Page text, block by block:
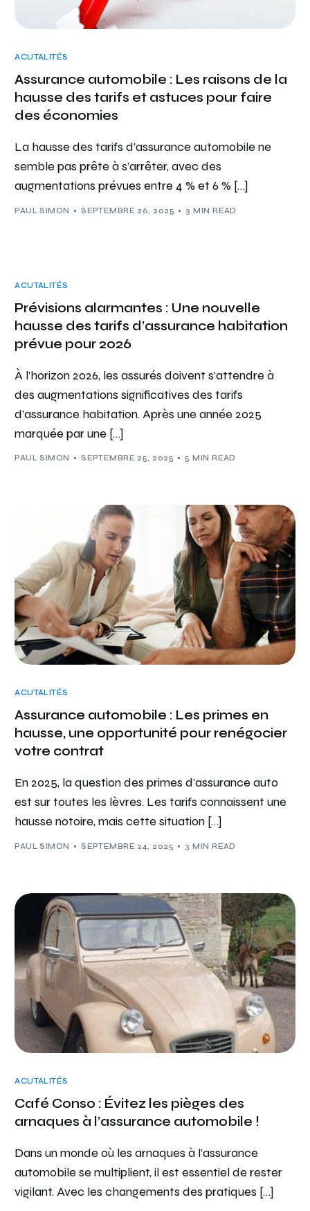
ACUTALITÉS
Assurance automobile : Les raisons de la
hausse des tarifs et astuces pour faire
des économies
La hausse des tarifs d’assurance automobile ne
semble pas prête à s’arrêter, avec des
augmentations prévues entre 4 % et 6 % […]
PAUL SIMON SEPTEMBRE 26, 2025 3 MIN READ
ACUTALITÉS
Prévisions alarmantes : Une nouvelle
hausse des tarifs d’assurance habitation
prévue pour 2026
À l’horizon 2026, les assurés doivent s’attendre à
des augmentations significatives des tarifs
d’assurance habitation. Après une année 2025
marquée par une […]
PAUL SIMON SEPTEMBRE 25, 2025 5 MIN READ
ACUTALITÉS
Assurance automobile : Les primes en
hausse, une opportunité pour renégocier
votre contrat
En 2025, la question des primes d’assurance auto
est sur toutes les lèvres. Les tarifs connaissent une
hausse notoire, mais cette situation […]
PAUL SIMON SEPTEMBRE 24, 2025 3 MIN READ
ACUTALITÉS
Café Conso : Évitez les pièges des
arnaques à l’assurance automobile !
Dans un monde où les arnaques à l’assurance
automobile se multiplient, il est essentiel de rester
vigilant. Avec les changements des pratiques […]